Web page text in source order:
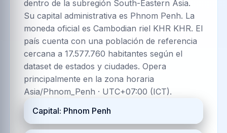
dentro de la subregión South-Eastern Asia.
Su capital administrativa es Phnom Penh. La
moneda oficial es Cambodian riel KHR KHR. El
país cuenta con una población de referencia
cercana a 17.577.760 habitantes según el
dataset de estados y ciudades. Opera
principalmente en la zona horaria
Asia/Phnom_Penh · UTC+07:00 (ICT).
Capital: Phnom Penh